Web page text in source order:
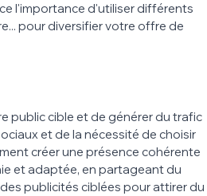
l'importance d'utiliser différents
pour diversifier votre offre de
public cible et de générer du trafic
et de la nécessité de choisir
créer une présence cohérente
et adaptée, en partageant du
publicités ciblées pour attirer du